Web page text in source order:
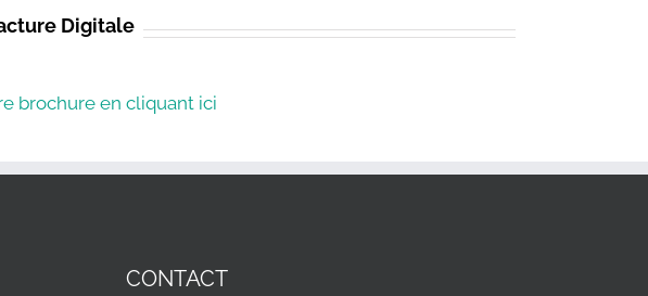
Digitale
brochure en cliquant ici
CONTACT